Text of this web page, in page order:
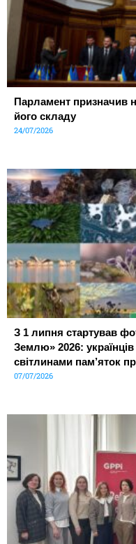
Парламент призначив
його складу
24/07/2026
З 1 липня стартував
Землю» 2026:
світлинами пам’яток
07/07/2026